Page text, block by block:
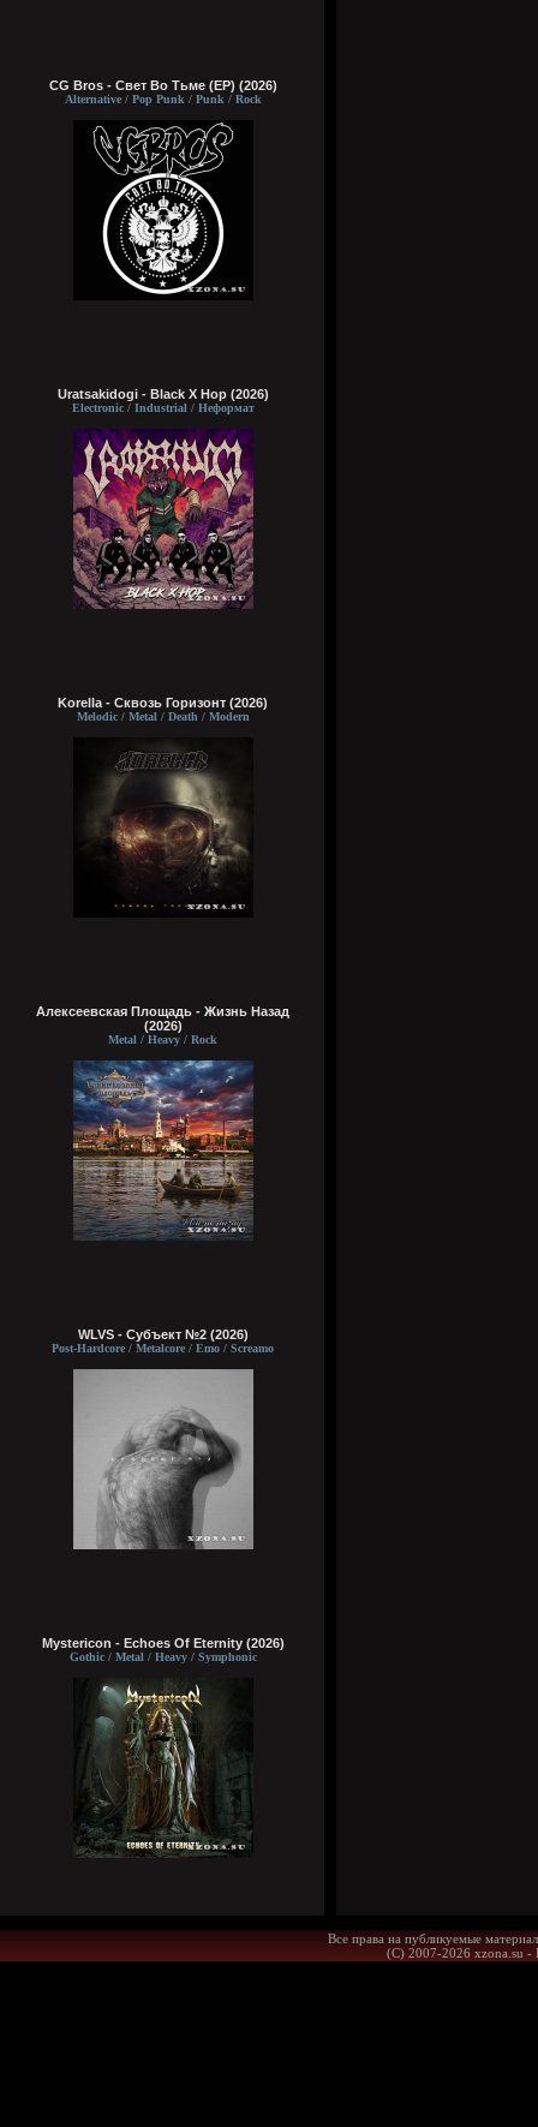
CG Bros - Свет Во Тьме (EP) (2026)
Alternative / Pop Punk / Punk / Rock
Uratsakidogi - Black X Hop (2026)
Electronic / Industrial / Неформат
Korella - Сквозь Горизонт (2026)
Melodic / Metal / Death / Modern
Алексеевская Площадь - Жизнь Назад
(2026)
Metal / Heavy / Rock
WLVS - Субъект №2 (2026)
Post-Hardcore / Metalcore / Emo / Screamo
Mystericon - Echoes Of Eternity (2026)
Gothic / Metal / Heavy / Symphonic
Все права на публикуемые
(С) 2007-2026 xzona.su -